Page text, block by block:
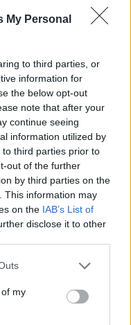
My Personal
to third parties, or
information for
the below opt-out
note that after your
continue seeing
information utilized by
third parties prior to
out of the further
by third parties on the
This information may
on the IAB’s List of
disclose it to other
one or more Google
You may click to
its third-party tags to
in below Google
my
–
készülnek a
ráadásul a Várkazamata